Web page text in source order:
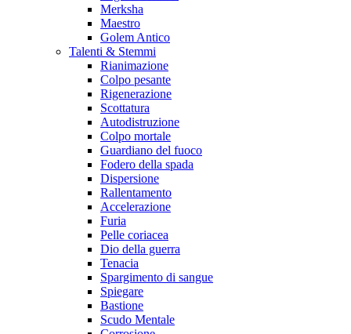
Merksha
Maestro
Golem Antico
Talenti & Stemmi
Rianimazione
Colpo pesante
Rigenerazione
Scottatura
Autodistruzione
Colpo mortale
Guardiano del fuoco
Fodero della spada
Dispersione
Rallentamento
Accelerazione
Furia
Pelle coriacea
Dio della guerra
Tenacia
Spargimento di sangue
Spiegare
Bastione
Scudo Mentale